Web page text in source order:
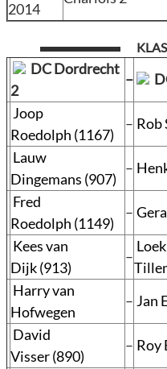
2014
DC Dordrecht
2
–
Joop
Roedolph (1167)
– Rob
Lauw
Dingemans (907)
–
Fred
Roedolph (1149)
–
Kees van
Dijk (913)
–
Loek
Harry van
Hofwegen
– Jan
David
Visser (890)
– Roy